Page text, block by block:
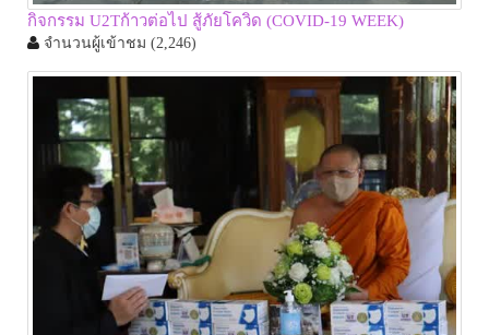
กิจกรรม U2Tก้าวต่อไป สู้ภัยโควิด (COVID-19 WEEK)
จำนวนผู้เข้าชม (2,246)